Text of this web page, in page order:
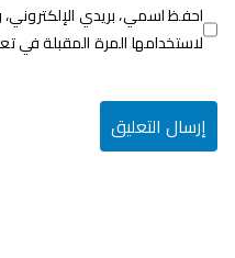
احفظ اسمي، بريدي
لاستخدامها المرة المقبلة في